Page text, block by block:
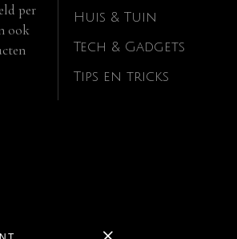
per
ook
Huis & Tuin
Tech & Gadgets
Tips en tricks